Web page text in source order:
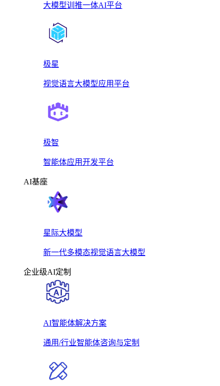
大模型训推一体AI平台
极星
视觉语言大模型应用平台
极智
智能体应用开发平台
AI基座
星际大模型
新一代多模态视觉语言大模型
企业级AI定制
AI智能体解决方案
通用/行业智能体咨询与定制